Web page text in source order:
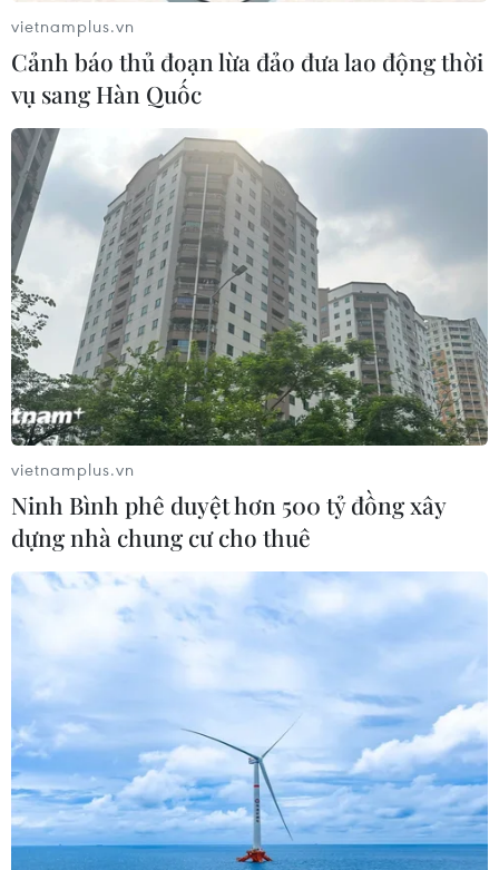
vietnamplus.vn
Cảnh báo thủ đoạn lừa đảo đưa lao động thời
vụ sang Hàn Quốc
vietnamplus.vn
Ninh Bình phê duyệt hơn 500 tỷ đồng xây
dựng nhà chung cư cho thuê